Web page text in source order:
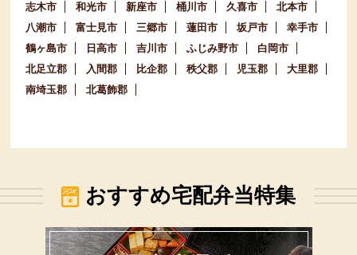
志木市
和光市 新座市 桶川市 久喜市
北本市
八潮市
富士見市 三郷市 蓮田市 坂戸市
幸手市
鶴ヶ島市
日高市 吉川市 ふじみ野市
白岡市
北足立郡
入間郡 比企郡 秩父郡 児玉郡
大里郡
南埼玉郡
北葛飾郡
おすすめ宅配弁当特集